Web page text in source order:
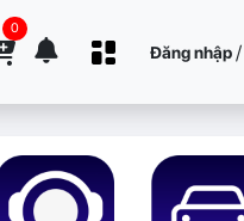
0
Đăng nhập /